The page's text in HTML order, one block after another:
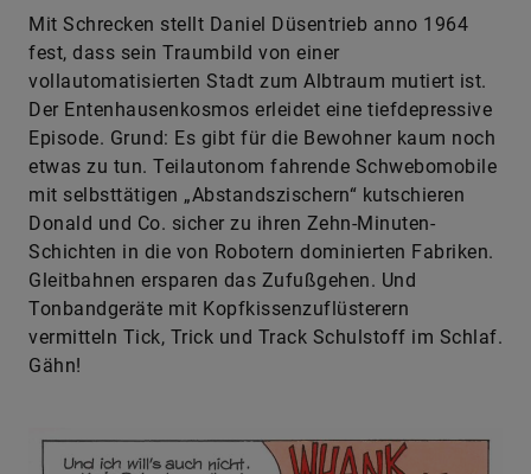
Mit Schrecken stellt Daniel Düsentrieb anno 1964
fest, dass sein Traumbild von einer
vollautomatisierten Stadt zum Albtraum mutiert ist.
Der Entenhausenkosmos erleidet eine tiefdepressive
Episode. Grund: Es gibt für die Bewohner kaum noch
etwas zu tun. Teilautonom fahrende Schwebomobile
mit selbsttätigen „Abstandszischern“ kutschieren
Donald und Co. sicher zu ihren Zehn-Minuten-
Schichten in die von Robotern dominierten Fabriken.
Gleitbahnen ersparen das Zufußgehen. Und
Tonbandgeräte mit Kopfkissenzuflüsterern
vermitteln Tick, Trick und Track Schulstoff im Schlaf.
Gähn!